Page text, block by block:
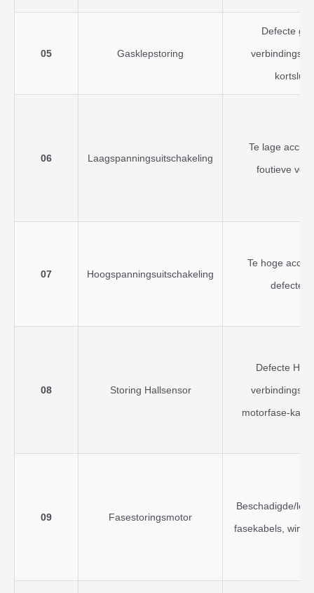
05 Gasklepstoring
Defecte
06 Laagspanningsuitschakeling
Te lage
foutieve
07 Hoogspanningsuitschakeling
Te hoge
defecte
08 Storing Hallsensor
Defecte
motorfase-
09 Fasestoringsmotor
Beschadigde/
fasekabels,